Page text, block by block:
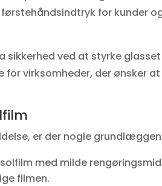
for kunder
sikkerhed ved at styrke
virksomheder, der ønsker
er der nogle
med milde
filmen.